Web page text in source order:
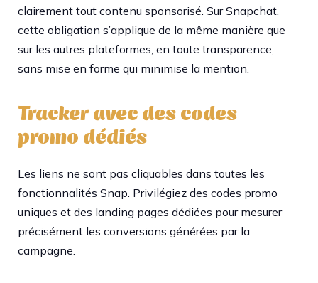
clairement tout contenu sponsorisé. Sur Snapchat,
cette obligation s’applique de la même manière que
sur les autres plateformes, en toute transparence,
sans mise en forme qui minimise la mention.
Tracker avec des codes
promo dédiés
Les liens ne sont pas cliquables dans toutes les
fonctionnalités Snap. Privilégiez des codes promo
uniques et des landing pages dédiées pour mesurer
précisément les conversions générées par la
campagne.